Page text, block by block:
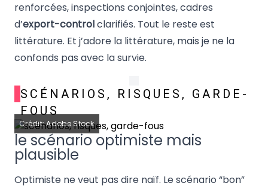
renforcées, inspections conjointes, cadres
d’export-controlclarifiés. Tout le reste est
littérature. Et j’adore la littérature, mais je ne la
confonds pas avec la survie.
SCÉNARIOS, RISQUES, GARDE-
FOUS
Crédit: Adobe Stock
le scénario optimiste mais
plausible
Optimiste ne veut pas dire naïf. Le scénario “bon”